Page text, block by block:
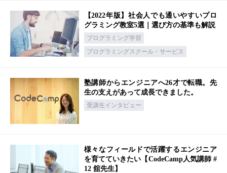
【2022年版】社会人でも通いやすいプロ
グラミング教室5選｜選び方の基準も解説
プログラミング学習
プログラミングスクール・サービス
塾講師からエンジニアへ26才で転職。先
生の支えがあって成長できました。
受講生インタビュー
様々なフィールドで活躍するエンジニア
を育てていきたい【CodeCamp人気講師 #
12 舘先生】